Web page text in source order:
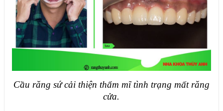
Cầu răng sứ cải thiện thẩm mĩ tình trạng mất răng
cửa.